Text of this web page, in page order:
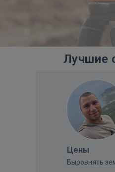
Лучшие
Цены
Выровнять